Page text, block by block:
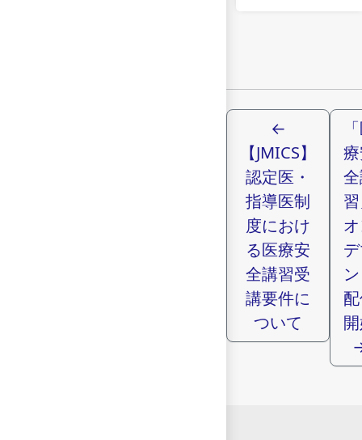
←
【JMICS】
認定医・
指導医制
度におけ
る医療安
全講習受
講要件に
ついて